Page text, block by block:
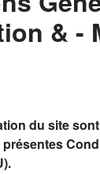
& -
du site